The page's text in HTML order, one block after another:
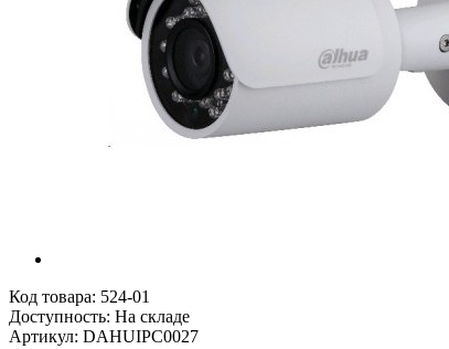
Код товара: 524-01
Доступность: На складе
Артикул: DAHUIPC0027